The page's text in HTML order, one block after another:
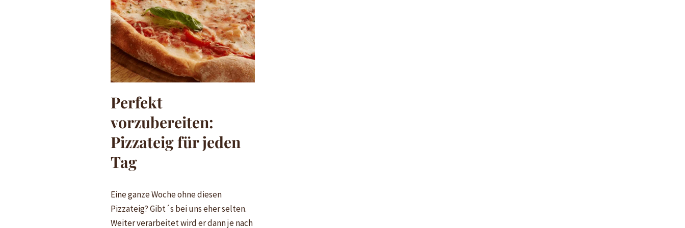
Perfekt
vorzubereiten:
Pizzateig für jeden
Tag
Eine ganze Woche ohne diesen
Pizzateig? Gibt´s bei uns eher selten.
Weiter verarbeitet wird er dann je nach